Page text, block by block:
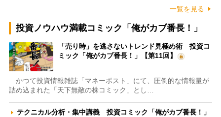
一覧を見る
投資ノウハウ満載コミック「俺がカブ番長！」
「売り時」を逃さないトレンド見極め術 投資コ
ミック「俺がカブ番長！」【第11回】
かつて投資情報雑誌「マネーポスト」にて、圧倒的な情報量が
詰め込まれた「天下無敵の株コミック」とし…
テクニカル分析・集中講義 投資コミック「俺がカブ番長！」